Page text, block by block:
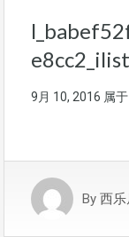
e8cc2_ilist
9月 10, 2016 属于
By 西乐